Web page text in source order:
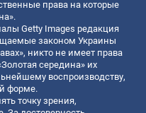
права на которые
Getty Images редакция
законом Украины
никто не имеет права
середина» их
воспроизводству,
форме.
точку зрения,